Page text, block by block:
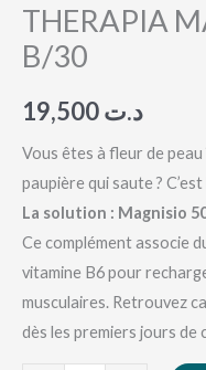
THERAPIA
B/30
د.ت
Vous êtes à fleur de peau
paupière qui saute ?
La solution : Magnisio
Ce complément associe
vitamine B6 pour
musculaires. Retrouvez
dès les premiers jours de